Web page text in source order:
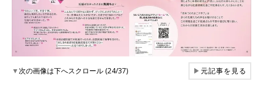
▼次の画像は下へスクロール (24/37) ▶元記事を見る